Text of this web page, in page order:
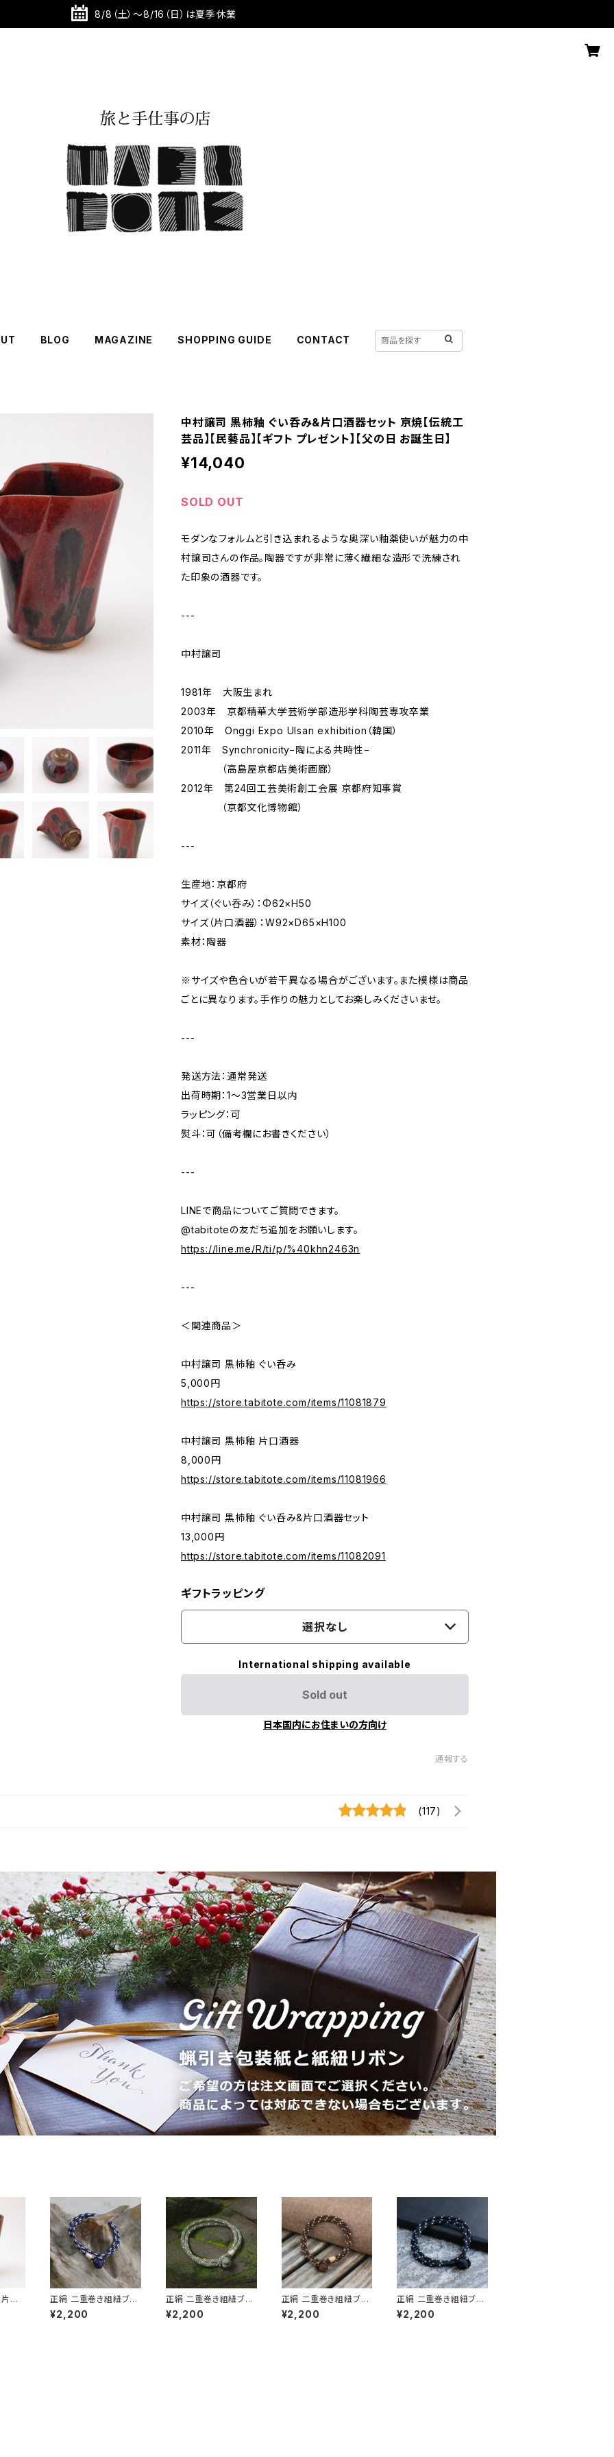
8/8（土）～8/16（日）は夏季休業
BLOG MAGAZINE SHOPPING GUIDE CONTACT
中村譲司 黒柿釉 ぐい呑み&片口酒器セット 京焼【伝統工
芸品】【民藝品】【ギフト プレゼント】【父の日 お誕生日】
¥14,040
SOLD OUT
モダンなフォルムと引き込まれるような奥深い釉薬使いが魅力の中
村譲司さんの作品。陶器ですが非常に薄く繊細な造形で洗練され
た印象の酒器です。
---
中村譲司
1981年 大阪生まれ
2003年 京都精華大学芸術学部造形学科陶芸専攻卒業
2010年 Onggi Expo Ulsan exhibition（韓国）
2011年 Synchronicity−陶による共時性−
（高島屋京都店美術画廊）
2012年 第24回工芸美術創工会展 京都府知事賞
（京都文化博物館）
---
生産地：京都府
サイズ（ぐい呑み）：Φ62×H50
サイズ（片口酒器）：W92×D65×H100
素材：陶器
※サイズや色合いが若干異なる場合がございます。また模様は商品
ごとに異なります。手作りの魅力としてお楽しみくださいませ。
---
発送方法：通常発送
出荷時期：1〜3営業日以内
ラッピング：可
熨斗：可（備考欄にお書きください）
---
LINEで商品についてご質問できます。
@tabitoteの友だち追加をお願いします。
https://line.me/R/ti/p/%40khn2463n
---
＜関連商品＞
中村譲司 黒柿釉 ぐい呑み
5,000円
https://store.tabitote.com/items/11081879
中村譲司 黒柿釉 片口酒器
8,000円
https://store.tabitote.com/items/11081966
中村譲司 黒柿釉 ぐい呑み&片口酒器セット
13,000円
https://store.tabitote.com/items/11082091
ギフトラッピング
選択なし
International shipping available
Sold out
日本国内にお住まいの方向け
通報する
(117)
口
正絹 二重巻き組紐ブレ
スレット TABITOTE別
注カラー ネイビー×サ
¥2,200
正絹 二重巻き組紐ブレ
スレット TABITOTE別
注カラー カーキグリー
¥2,200
正絹 二重巻き組紐ブレ
スレット TABITOTE別
注カラー ブラウン×ベー
¥2,200
正絹 二重巻き組紐ブレ
スレット TABITOTE別
注カラー Urban Black
¥2,200